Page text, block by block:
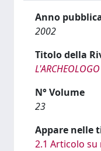
Anno
2002
Titolo della
N° Volume
23
Appare nelle
2.1 Articolo su